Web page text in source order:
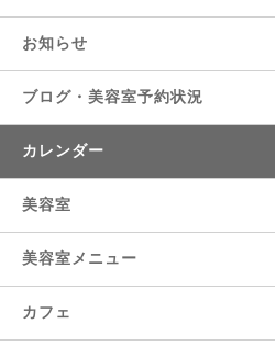
お知らせ
ブログ・美容室予約状況
カレンダー
美容室
美容室メニュー
カフェ